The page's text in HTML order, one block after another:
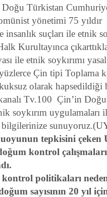
Doğu Türkistan
yönetimi 75 yıldır
insanlık suçları ile etnik
Kurultayınca
ile etnik soykırımı
Çin tipi Toplama
olarak
Tv.100 Çin’in
soykırım uygulamaları
bilgilerinize
tepkisini
kontrol
politikaları
sayısının 20 yıl